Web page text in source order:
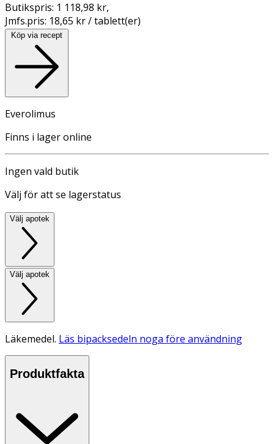
Butikspris: 1 118,98 kr,
Jmfs.pris: 18,65 kr / tablett(er)
Köp via recept
Everolimus
Finns i lager online
Ingen vald butik
Välj för att se lagerstatus
Välj apotek
Välj apotek
Läkemedel. Läs bipacksedeln noga före användning
Produktfakta